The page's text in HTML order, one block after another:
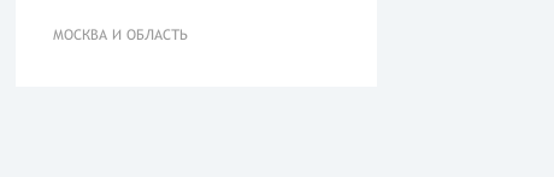
МОСКВА И ОБЛАСТЬ